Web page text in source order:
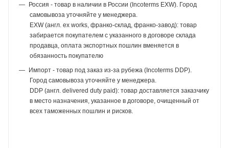
Россия - товар в наличии в России (Incoterms EXW). Город
самовывоза уточняйте у менеджера.
EXW (англ. ex works, франко-склад, франко-завод): товар
забирается покупателем с указанного в договоре склада
продавца, оплата экспортных пошлин вменяется в
обязанность покупателю
Импорт - товар под заказ из-за рубежа (Incoterms DDP).
Город самовывоза уточняйте у менеджера.
DDP (англ. delivered duty paid): товар доставляется заказчику
в место назначения, указанное в договоре, очищенный от
всех таможенных пошлин и рисков.